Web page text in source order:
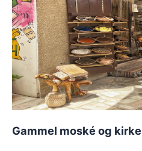
Gammel moské og kirke